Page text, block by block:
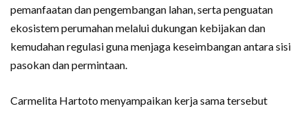
pemanfaatan dan pengembangan lahan, serta penguatan
ekosistem perumahan melalui dukungan kebijakan dan
kemudahan regulasi guna menjaga keseimbangan antara sisi
pasokan dan permintaan.
Carmelita Hartoto menyampaikan kerja sama tersebut